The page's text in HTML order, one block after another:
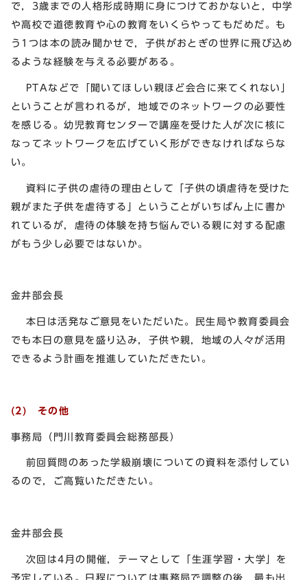
で，3歳までの人格形成時期に身につけておかないと，中学
や高校で道徳教育や心の教育をいくらやってもだめだ。も
う1つは本の読み聞かせで，子供がおとぎの世界に飛び込め
るような経験を与える必要がある。
PTAなどで「聞いてほしい親ほど会合に来てくれない」
ということが言われるが，地域でのネットワークの必要性
を感じる。幼児教育センターで講座を受けた人が次に核に
なってネットワークを広げていく形ができなければならな
い。
資料に子供の虐待の理由として「子供の頃虐待を受けた
親がまた子供を虐待する」ということがいちばん上に書か
れているが，虐待の体験を持ち悩んでいる親に対する配慮
がもう少し必要ではないか。
金井部会長
本日は活発なご意見をいただいた。民生局や教育委員会
でも本日の意見を盛り込み，子供や親，地域の人々が活用
できるよう計画を推進していただきたい。
(2) その他
事務局（門川教育委員会総務部長）
前回質問のあった学級崩壊についての資料を添付してい
るので，ご高覧いただきたい。
金井部会長
次回は4月の開催，テーマとして「生涯学習・大学」を
予定している。日程については事務局で調整の後，最も出